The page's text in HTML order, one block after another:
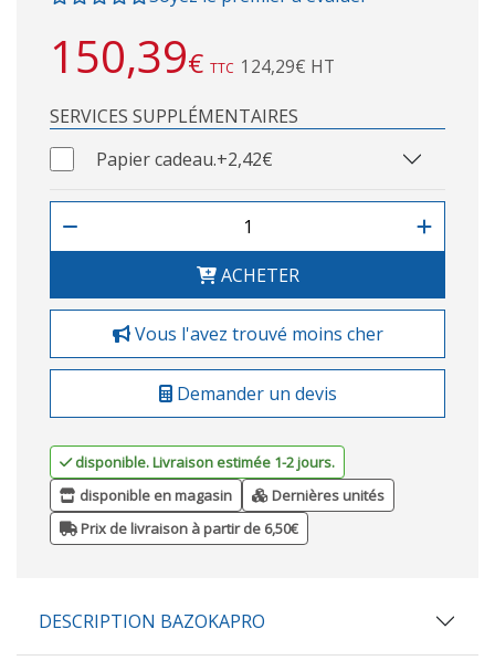
150,39€ TTC 124,29€ HT
SERVICES SUPPLÉMENTAIRES
Papier cadeau.+2,42€
ACHETER
Vous l'avez trouvé moins cher
Demander un devis
disponible. Livraison estimée 1-2 jours.
disponible en magasin
Dernières unités
Prix de livraison à partir de 6,50€
DESCRIPTION BAZOKAPRO